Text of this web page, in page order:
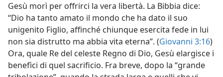
Gesù morì per offrirci la vera libertà. La Bibbia dice:
“Dio ha tanto amato il mondo che ha dato il suo
unigenito Figlio, affinché chiunque esercita fede in lui
non sia distrutto ma abbia vita eterna”. (Giovanni 3:16)
Ora, quale Re del celeste Regno di Dio, Gesù elargisce i
benefìci di quel sacrificio. Fra breve, dopo la “grande